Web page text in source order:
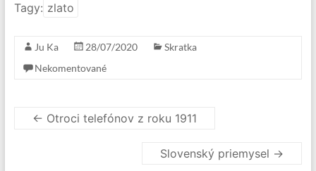
Tagy: zlato
Ju Ka 28/07/2020
Skratka
Nekomentované
← Otroci telefónov z roku 1911
Slovenský priemysel →